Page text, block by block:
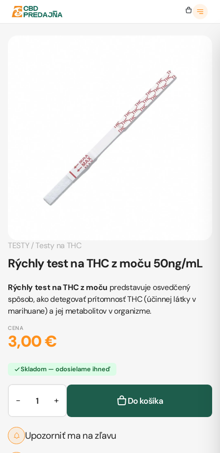
TESTY/Testy na THC
Rýchly test na THC z moču 50ng/mL
Rýchly test na THC z moču predstavuje osvedčený
spôsob, ako detegovať prítomnosť THC (účinnej látky v
marihuane) a jej metabolitov v organizme.
CENA
3,00 €
Skladom — odosielame ihneď
− + Do košíka
Upozorniť ma na zľavu